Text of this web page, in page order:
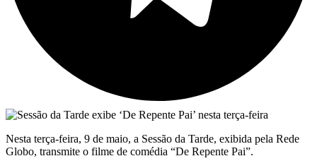
Nesta terça-feira, 9 de maio, a Sessão da Tarde, exibida pela Rede
Globo, transmite o filme de comédia “De Repente Pai”.